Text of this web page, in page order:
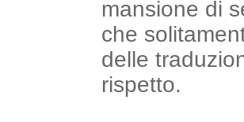
mansione di
che
delle
rispetto.